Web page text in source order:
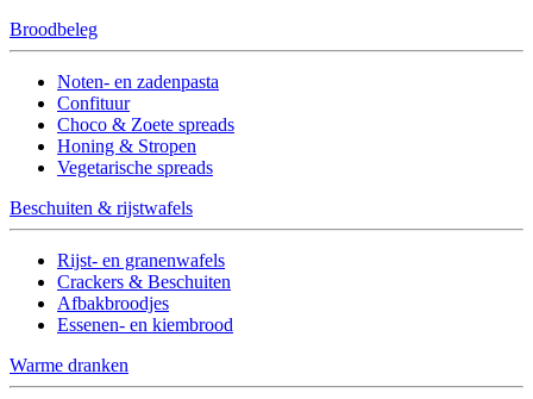
Broodbeleg
Noten- en zadenpasta
Confituur
Choco & Zoete spreads
Honing & Stropen
Vegetarische spreads
Beschuiten & rijstwafels
Rijst- en granenwafels
Crackers & Beschuiten
Afbakbroodjes
Essenen- en kiembrood
Warme dranken